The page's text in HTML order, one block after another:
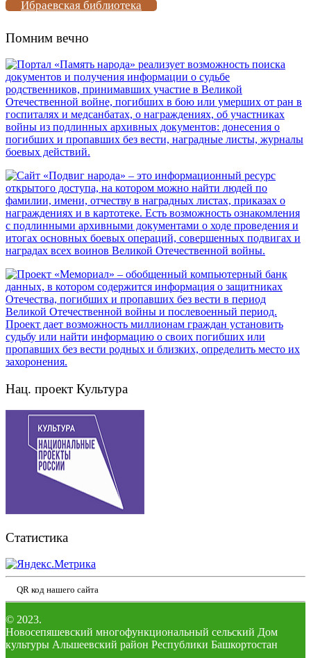
Ибраевская библиотека
Помним вечно
Нац. проект Культура
Статистика
QR код нашего сайта
© 2023.
Новосепяшевский многофункциональный сельский Дом
культуры Альшеевский район Республики Башкортостан